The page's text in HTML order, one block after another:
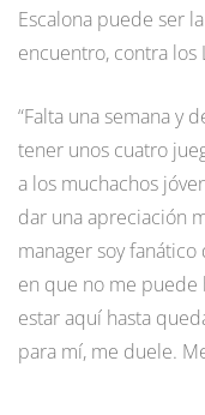
Escalona puede ser
encuentro, contra los
“Falta una semana y
tener unos cuatro
a los muchachos
dar una apreciación
manager soy
en que no me puede
estar aquí hasta
para mí, me duele.